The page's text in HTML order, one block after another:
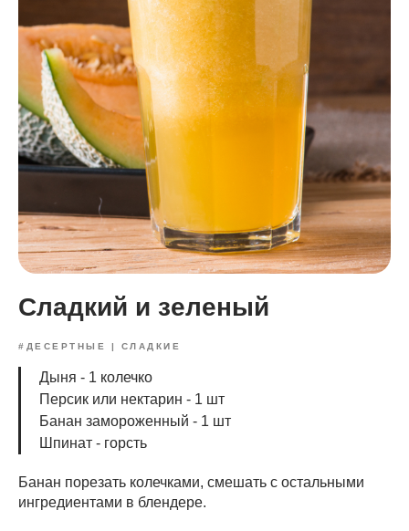
Сладкий и зеленый
#ДЕСЕРТНЫЕ | СЛАДКИЕ
Дыня - 1 колечко
Персик или нектарин - 1 шт
Банан замороженный - 1 шт
Шпинат - горсть
Банан порезать колечками, смешать с остальными
ингредиентами в блендере.